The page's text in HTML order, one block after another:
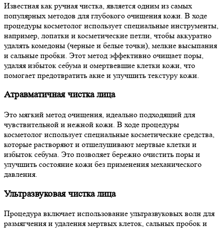
Известная как ручная чистка, является одним из самых
популярных методов для глубокого очищения кожи. В ходе
процедуры косметолог использует специальные инструменты,
например, лопатки и косметические петли, чтобы аккуратно
удалять комедоны (черные и белые точки), мелкие высыпания
и сальные пробки. Этот метод эффективно очищает поры,
удаляя избыток себума и омертвевшие клетки кожи, что
помогает предотвратить акне и улучшить текстуру кожи.
Атравматичная чистка лица
Это мягкий метод очищения, идеально подходящий для
чувствительной и нежной кожи. В ходе процедуры
косметолог использует специальные косметические средства,
которые растворяют и отшелушивают мертвые клетки и
избыток себума. Это позволяет бережно очистить поры и
улучшить состояние кожи без применения механического
давления.
Ультразвуковая чистка лица
Процедура включает использование ультразвуковых волн для
размягчения и удаления мертвых клеток, сальных пробок и